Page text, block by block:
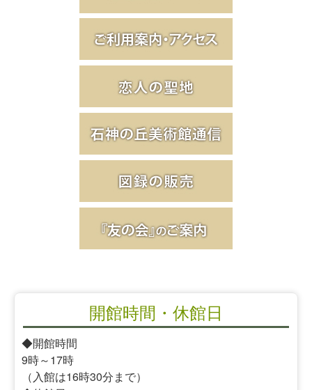
開館時間・休館日
◆開館時間
9時～17時
（入館は16時30分まで）